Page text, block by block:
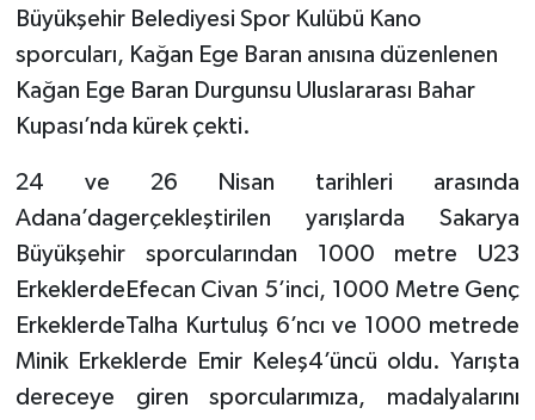
Büyükşehir Belediyesi Spor Kulübü Kano
sporcuları, Kağan Ege Baran anısına düzenlenen
Kağan Ege Baran Durgunsu Uluslararası Bahar
Kupası’nda kürek çekti.
24 ve 26 Nisan tarihleri arasında
Adana’dagerçekleştirilen yarışlarda Sakarya
Büyükşehir sporcularından 1000 metre U23
ErkeklerdeEfecan Civan 5’inci, 1000 Metre Genç
ErkeklerdeTalha Kurtuluş 6’ncı ve 1000 metrede
Minik Erkeklerde Emir Keleş4’üncü oldu. Yarışta
dereceye giren sporcularımıza, madalyalarını